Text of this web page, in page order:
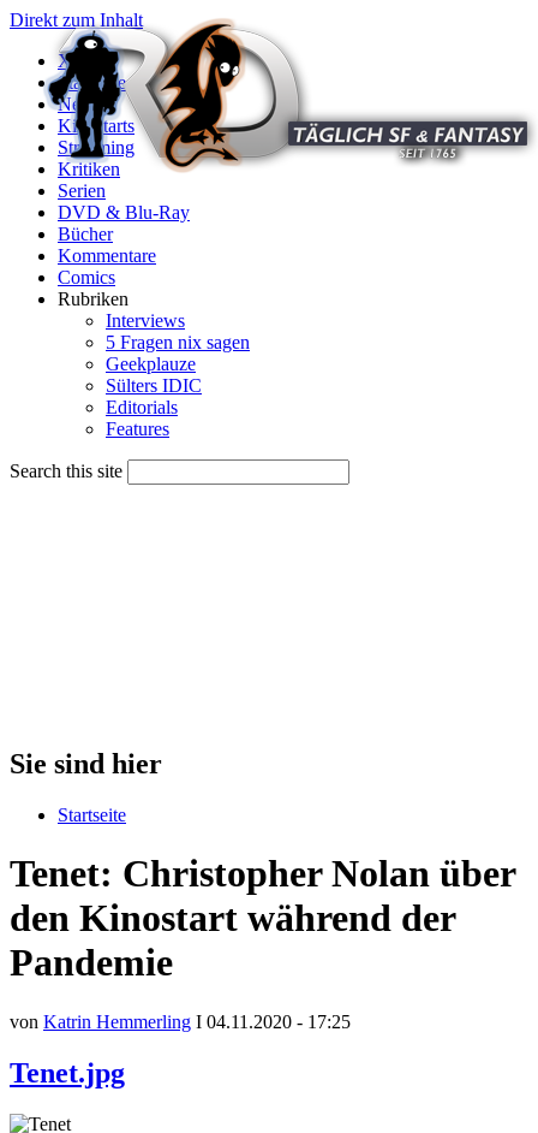
Direkt zum Inhalt
X
Startseite
News
Kinostarts
Streaming
Kritiken
Serien
DVD & Blu-Ray
Bücher
Kommentare
Comics
Rubriken
Interviews
5 Fragen nix sagen
Geekplauze
Sülters IDIC
Editorials
Features
Search this site
Sie sind hier
Startseite
Tenet: Christopher Nolan über
den Kinostart während der
Pandemie
von Katrin Hemmerling I 04.11.2020 - 17:25
Tenet.jpg